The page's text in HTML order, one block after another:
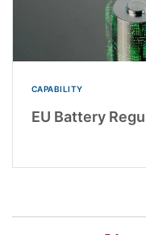
CAPABILITY
EU Battery